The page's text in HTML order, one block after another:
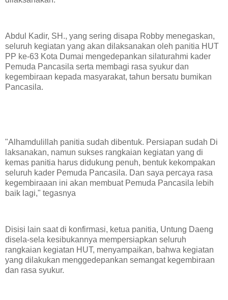
Abdul Kadir, SH., yang sering disapa Robby menegaskan,
seluruh kegiatan yang akan dilaksanakan oleh panitia HUT
PP ke-63 Kota Dumai mengedepankan silaturahmi kader
Pemuda Pancasila serta membagi rasa syukur dan
kegembiraan kepada masyarakat, tahun bersatu bumikan
Pancasila.
"Alhamdulillah panitia sudah dibentuk. Persiapan sudah Di
laksanakan, namun sukses rangkaian kegiatan yang di
kemas panitia harus didukung penuh, bentuk kekompakan
seluruh kader Pemuda Pancasila. Dan saya percaya rasa
kegembiraaan ini akan membuat Pemuda Pancasila lebih
baik lagi," tegasnya
Disisi lain saat di konfirmasi, ketua panitia, Untung Daeng
disela-sela kesibukannya mempersiapkan seluruh
rangkaian kegiatan HUT, menyampaikan, bahwa kegiatan
yang dilakukan menggedepankan semangat kegembiraan
dan rasa syukur.